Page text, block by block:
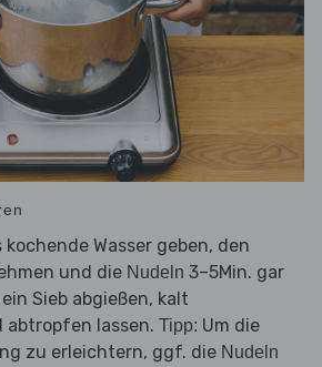
kochende Wasser geben, den
und die Nudeln 3–5Min. gar
Sieb abgießen, kalt
abtropfen lassen. Tipp: Um die
zu erleichtern, ggf. die Nudeln